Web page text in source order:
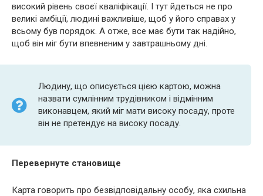
високий рівень своєї кваліфікації. І тут йдеться не про
великі амбіції, людині важливіше, щоб у його справах у
всьому був порядок. А отже, все має бути так надійно,
щоб він міг бути впевненим у завтрашньому дні.
Людину, що описується цією картою, можна
назвати сумлінним трудівником і відмінним
виконавцем, який міг мати високу посаду, проте
він не претендує на високу посаду.
Перевернуте становище
Карта говорить про безвідповідальну особу, яка схильна